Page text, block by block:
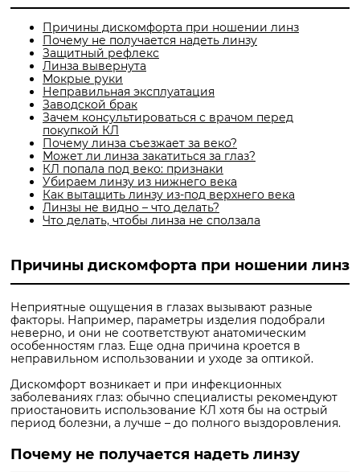
Причины дискомфорта при ношении линз
Почему не получается надеть линзу
Защитный рефлекс
Линза вывернута
Мокрые руки
Неправильная эксплуатация
Заводской брак
Зачем консультироваться с врачом перед
покупкой КЛ
Почему линза съезжает за веко?
Может ли линза закатиться за глаз?
КЛ попала под веко: признаки
Убираем линзу из нижнего века
Как вытащить линзу из-под верхнего века
Линзы не видно – что делать?
Что делать, чтобы линза не сползала
Причины дискомфорта при ношении линз
Неприятные ощущения в глазах вызывают разные
факторы. Например, параметры изделия подобрали
неверно, и они не соответствуют анатомическим
особенностям глаз. Еще одна причина кроется в
неправильном использовании и уходе за оптикой.
Дискомфорт возникает и при инфекционных
заболеваниях глаз: обычно специалисты рекомендуют
приостановить использование КЛ хотя бы на острый
период болезни, а лучше – до полного выздоровления.
Почему не получается надеть линзу